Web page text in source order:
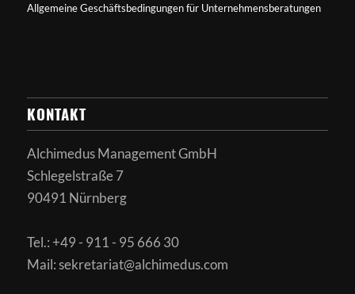
Allgemeine Geschäftsbedingungen für Unternehmensberatungen
KONTAKT
Alchimedus Management GmbH
Schlegelstraße 7
90491 Nürnberg
Tel.: +49 - 911 - 95 666 30
Mail: sekretariat@alchimedus.com